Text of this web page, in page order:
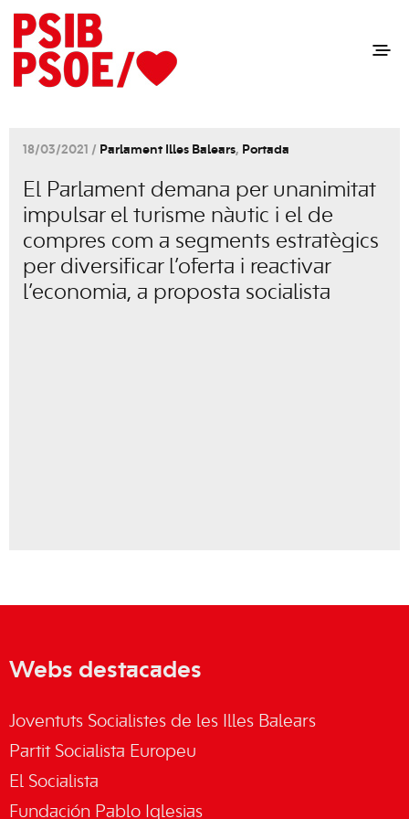
18/03/2021 / Parlament Illes Balears, Portada
El Parlament demana per unanimitat
impulsar el turisme nàutic i el de
compres com a segments estratègics
per diversificar l’oferta i reactivar
l’economia, a proposta socialista
Webs destacades
Joventuts Socialistes de les Illes Balears
Partit Socialista Europeu
El Socialista
Fundación Pablo Iglesias